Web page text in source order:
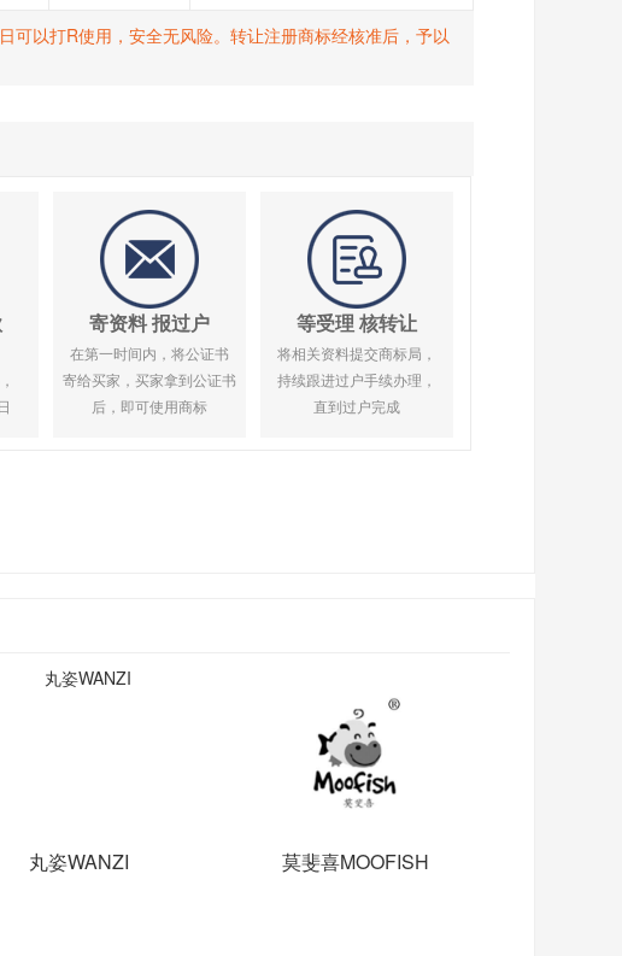
可以打R使用，安全无风险。转让注册商标经核准后，予以
寄资料 报过户
在第一时间内，将公证书
寄给买家，买家拿到公证书
后，即可使用商标
等受理 核转让
将相关资料提交商标局，
持续跟进过户手续办理，
直到过户完成
丸姿WANZI 莫斐喜MOOFISH